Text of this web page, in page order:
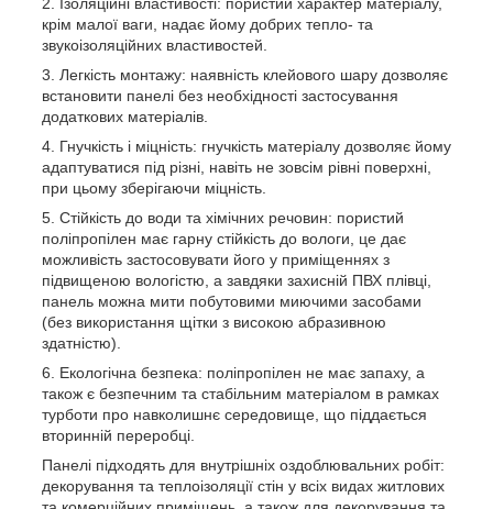
Ізоляційні властивості: пористий характер матеріалу,
крім малої ваги, надає йому добрих тепло- та
звукоізоляційних властивостей.
Легкість монтажу: наявність клейового шару дозволяє
встановити панелі без необхідності застосування
додаткових матеріалів.
Гнучкість і міцність: гнучкість матеріалу дозволяє йому
адаптуватися під різні, навіть не зовсім рівні поверхні,
при цьому зберігаючи міцність.
Стійкість до води та хімічних речовин: пористий
поліпропілен має гарну стійкість до вологи, це дає
можливість застосовувати його у приміщеннях з
підвищеною вологістю, а завдяки захисній ПВХ плівці,
панель можна мити побутовими миючими засобами
(без використання щітки з високою абразивною
здатністю).
Екологічна безпека: поліпропілен не має запаху, а
також є безпечним та стабільним матеріалом в рамках
турботи про навколишнє середовище, що піддається
вторинній переробці.
Панелі підходять для внутрішніх оздоблювальних робіт:
декорування та теплоізоляції стін у всіх видах житлових